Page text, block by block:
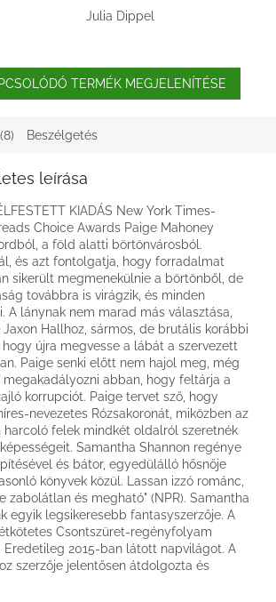
Julia Dippel
TERMÉK MEGJELENÍTÉSE
Beszélgetés
leírása
KIADÁS New York Times-
Choice Awards Paige Mahoney
a föld alatti börtönvárosból.
és azt fontolgatja, hogy forradalmat
sikerült megmenekülnie a börtönből, de
továbbra is virágzik, és minden
A lánynak nem marad más választása,
Hallhoz, sármos, de brutális korábbi
hogy újra megvesse a lábát a szervezett
Paige senki előtt nem hajol meg, még
megakadályozni abban, hogy feltárja a
korrupciót. Paige tervet sző, hogy
nevezetes Rózsakoronát, miközben az
harcoló felek mindkét oldalról szeretnék
Samantha Shannon regénye
és bátor, egyedülálló hősnője
könyvek közül. Lassan izzó románc,
zabolátlan és megható" (NPR). Samantha
egyik legsikeresebb fantasyszerzője. A
Csontszüret-regényfolyam
Eredetileg 2015-ban látott napvilágot. A
szerzője jelentősen átdolgozta és